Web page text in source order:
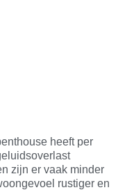
heeft per
zijn er vaak minder
rustiger en